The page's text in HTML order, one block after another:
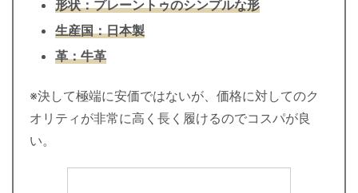
形状：プレーントゥのシンプルな形
生産国：日本製
革：牛革
※決して極端に安価ではないが、価格に対してのク
オリティが非常に高く長く履けるのでコスパが良
い。